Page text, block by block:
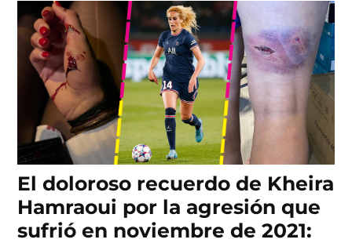
El doloroso recuerdo de Kheira
Hamraoui por la agresión que
sufrió en noviembre de 2021: